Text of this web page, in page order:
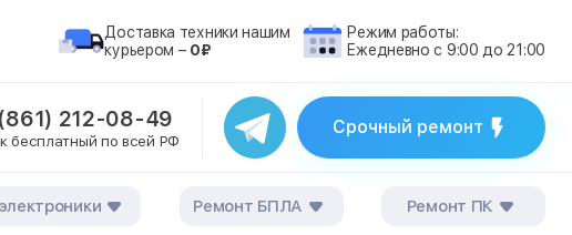
Доставка техники нашим
курьером – 0₽
Режим работы:
Ежедневно с 9:00 до 21:00
212-08-49
бесплатный по всей РФ
Срочный ремонт
Ремонт БПЛА Ремонт ПК